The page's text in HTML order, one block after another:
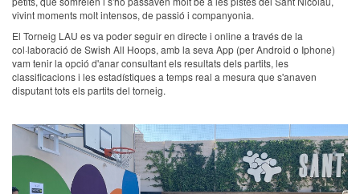
vivint moments molt intensos, de passió i companyonia.
El Torneig LAU es va poder seguir en directe i online a través de la
col·laboració de Swish All Hoops, amb la seva App (per Android o Iphone)
vam tenir la opció d'anar consultant els resultats dels partits, les
classificacions i les estadístiques a temps real a mesura que s'anaven
disputant tots els partits del torneig.